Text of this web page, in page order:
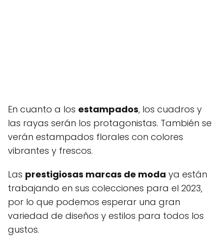
En cuanto a los estampados, los cuadros y
las rayas serán los protagonistas. También se
verán estampados florales con colores
vibrantes y frescos.
Las prestigiosas marcas de moda ya están
trabajando en sus colecciones para el 2023,
por lo que podemos esperar una gran
variedad de diseños y estilos para todos los
gustos.